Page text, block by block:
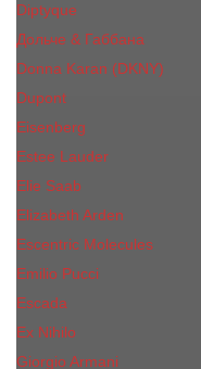
Diptyque
Дольче & Габбана
Donna Karan (DKNY)
Dupont
Eisenberg
Еsteе Lаudеr
Elie Saab
Elizabeth Arden
Escentric Molecules
Emilio Pucci
Escada
Ex Nihilo
Giorgio Armani